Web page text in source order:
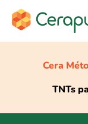
Cera
TNTs